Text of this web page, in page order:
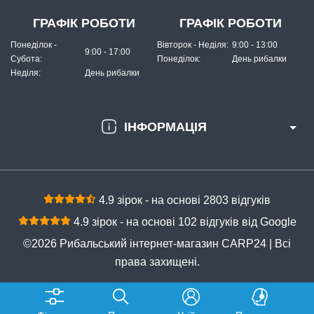
ІНФОРМАЦІЯ
ГРАФІК РОБОТИ
Понеділок -
Субота:
9:00 - 17:00
Неділя: День рибалки
ГРАФІК РОБОТИ
Вівторок - Неділя: 9:00 - 13:00
Понеділок:
День рибалки
4.9 зірок - на основі 2803 відгуків
4.9 зірок - на основі 102 відгуків від Google
©2026 Рибальський інтернет-магазин CARP24 | Всі
права захищені.